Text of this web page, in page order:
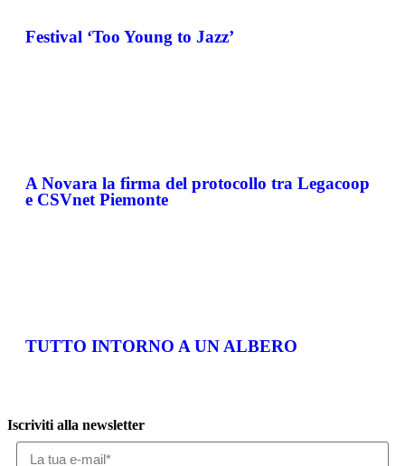
Festival ‘Too Young to Jazz’
A Novara la firma del protocollo tra Legacoop
e CSVnet Piemonte
TUTTO INTORNO A UN ALBERO
Iscriviti alla newsletter